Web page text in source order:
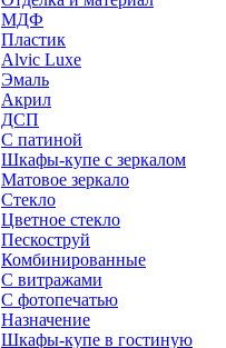
МДФ
Пластик
Alvic Luxe
Эмаль
Акрил
ДСП
С патиной
Шкафы-купе с зеркалом
Матовое зеркало
Стекло
Цветное стекло
Пескоструй
Комбинированные
С витражами
С фотопечатью
Назначение
Шкафы-купе в гостиную